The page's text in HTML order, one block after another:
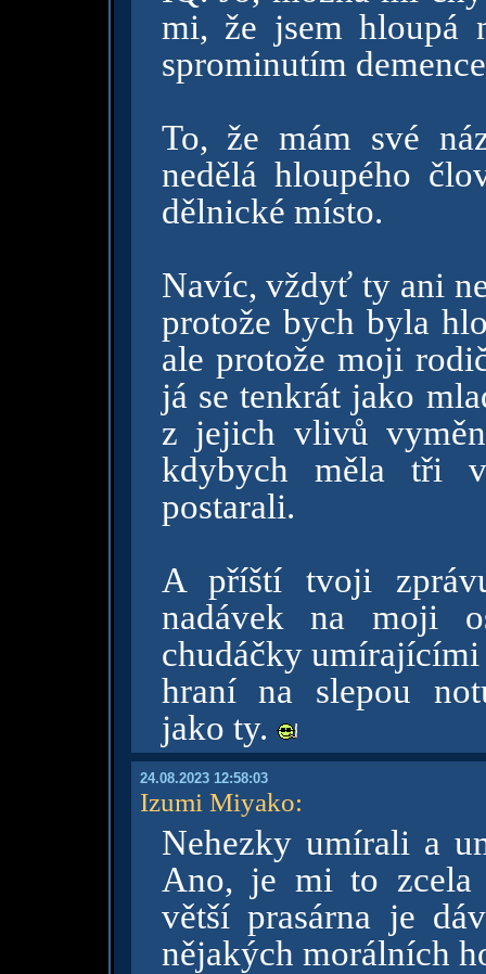
mi, že jsem hloupá
sprominutím
To, že mám své
nedělá hloupého
dělnické místo.
Navíc, vždyť ty ani
protože bych byla
ale protože moji
já se tenkrát jako
z jejich vlivů
kdybych měla tři
postarali.
A příští tvoji
nadávek na moji
chudáčky
hraní na slepou
jako ty.
24.08.2023 12:58:03
Izumi Miyako:
Nehezky umírali a
Ano, je mi to zcela
větší prasárna je
nějakých morálních